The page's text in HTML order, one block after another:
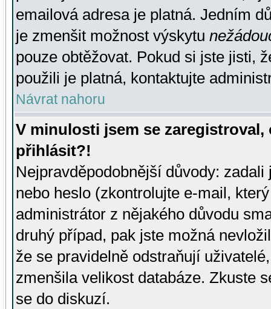
emailová adresa je platná. Jedním
je zmenšit možnost výskytu
pouze obtěžovat. Pokud si jste jisti,
použili je platná, kontaktujte
Návrat nahoru
V minulosti jsem se
přihlásit?!
Nejpravděpodobnější důvody:
nebo heslo (zkontrolujte e-mail,
administrátor z nějakého důvodu
druhý případ, pak jste možná
že se pravidelně odstraňují
zmenšila velikost databáze. Zkuste
se do diskuzí.